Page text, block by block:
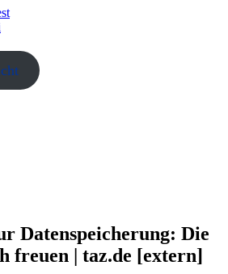
Datenspeicherung: Die
freuen | taz.de [extern]